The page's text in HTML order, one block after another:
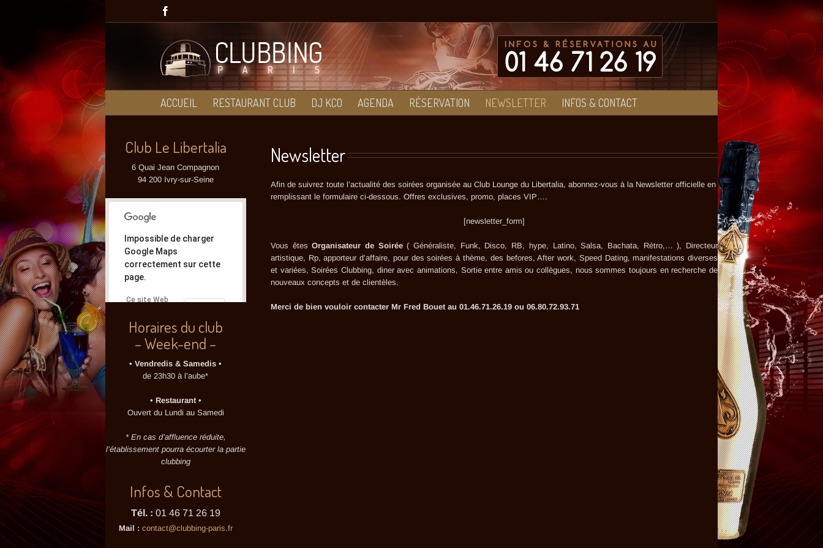
ACCUEIL RESTAURANT CLUB DJ KCO AGENDA RÉSERVATION NEWSLETTER INFOS & CONTACT
Club Le Libertalia
6 Quai Jean Compagnon
94 200 Ivry-sur-Seine
Impossible de charger
Google Maps
correctement sur cette
page.
Ce site Web
Horaires du club
– Week-end –
• Vendredis & Samedis •
de 23h30 à l’aube*
• Restaurant •
Ouvert du Lundi au Samedi
* En cas d’affluence réduite,
l’établissement pourra écourter la partie
clubbing
Infos & Contact
Tél. : 01 46 71 26 19
Mail : contact@clubbing-paris.fr
Newsletter
Afin de suivrez toute l’actualité des soirées organisée au Club Lounge du Libertalia, abonnez-vous à la Newsletter officielle en
remplissant le formulaire ci-dessous. Offres exclusives, promo, places VIP….
[newsletter_form]
Vous êtesOrganisateur de Soirée( Généraliste, Funk, Disco, RB, hype, Latino, Salsa, Bachata, Rétro,… ), Directeur
artistique, Rp, apporteur d’affaire, pour des soirées à thème, des befores, After work, Speed Dating, manifestations diverses
et variées, Soirées Clubbing, diner avec animations, Sortie entre amis ou collègues, nous sommes toujours en recherche de
nouveaux concepts et de clientèles.
Merci de bien vouloir contacter Mr Fred Bouet au 01.46.71.26.19 ou 06.80.72.93.71